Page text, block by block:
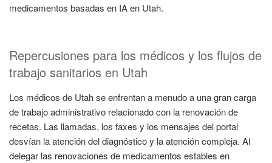
medicamentos basadas en IA en Utah.
Repercusiones para los médicos y los flujos de
trabajo sanitarios en Utah
Los médicos de Utah se enfrentan a menudo a una gran carga
de trabajo administrativo relacionado con la renovación de
recetas. Las llamadas, los faxes y los mensajes del portal
desvían la atención del diagnóstico y la atención compleja. Al
delegar las renovaciones de medicamentos estables en